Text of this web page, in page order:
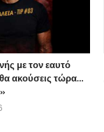
με τον εαυτό
ακούσεις τώρα…